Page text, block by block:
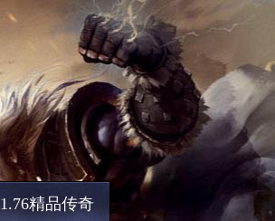
1.76精品传奇